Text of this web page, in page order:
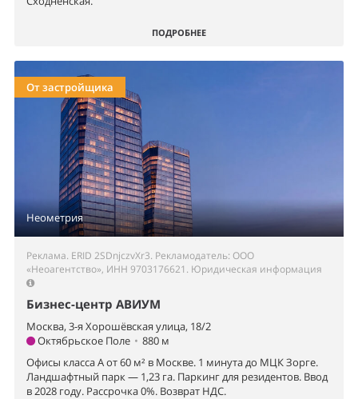
ПОДРОБНЕЕ
Неометрия
От застройщика
Реклама. ERID 2SDnjczvXr3. Рекламодатель: ООО
«Неоагентство», ИНН 9703176621. Юридическая информация
Бизнес-центр АВИУМ
Москва, 3-я Хорошёвская улица, 18/2
Октябрьское Поле • 880 м
Офисы класса А от 60 м² в Москве. 1 минута до МЦК Зорге.
Ландшафтный парк — 1,23 га. Паркинг для резидентов. Ввод
в 2028 году. Рассрочка 0%. Возврат НДС.